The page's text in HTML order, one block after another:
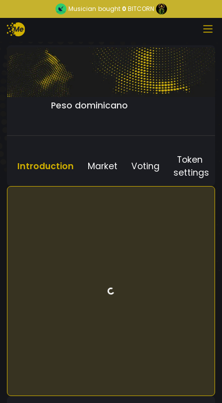
Musician bought0 BITCORN
Peso dominicano
Introduction Market Voting
Token
settings